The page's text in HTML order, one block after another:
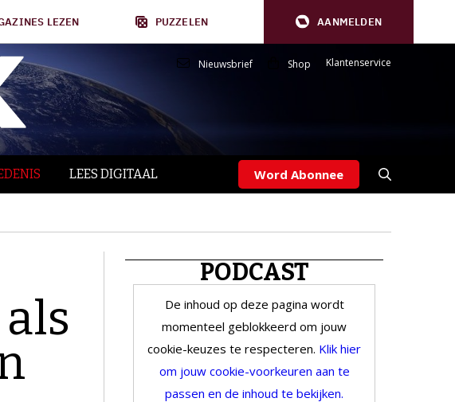
LEZEN PUZZELEN AANMELDEN
Nieuwsbrief Shop Klantenservice
LEES DIGITAAL Word Abonnee
PODCAST
De inhoud op deze pagina wordt
momenteel geblokkeerd om jouw
cookie-keuzes te respecteren. Klik hier
om jouw cookie-voorkeuren aan te
passen en de inhoud te bekijken.